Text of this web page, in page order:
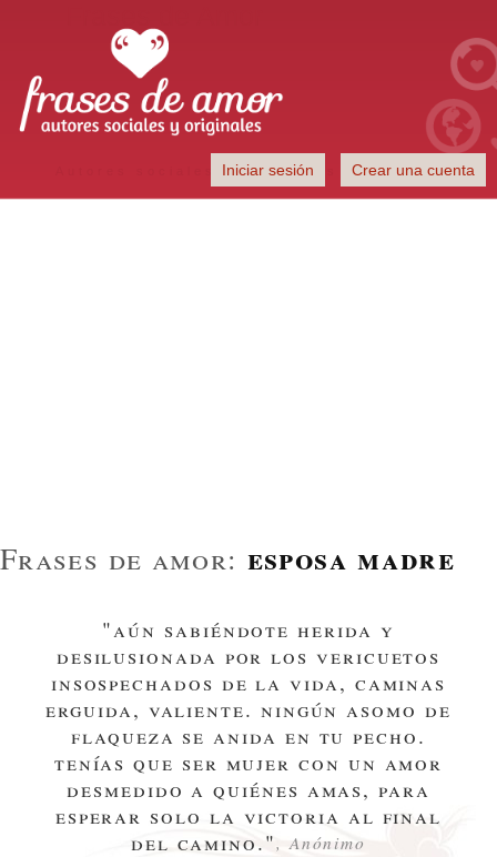
Autores sociales y originales
Iniciar sesión Crear una cuenta
Frases de amor: esposa madre
"aún sabiéndote herida y
desilusionada por los vericuetos
insospechados de la vida, caminas
erguida, valiente. ningún asomo de
flaqueza se anida en tu pecho.
tenías que ser mujer con un amor
desmedido a quiénes amas, para
esperar solo la victoria al final
del camino.", Anónimo